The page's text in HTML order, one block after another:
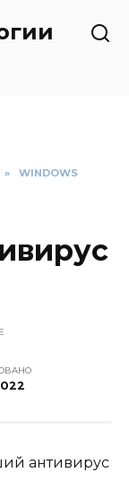
» WINDOWS
антивирус